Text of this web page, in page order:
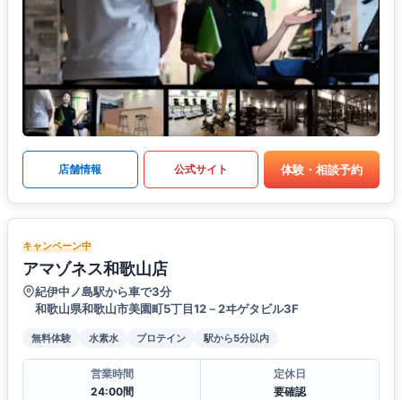
店舗情報 公式サイト 体験・相談予約
キャンペーン中
アマゾネス和歌山店
紀伊中ノ島駅から車で3分
和歌山県和歌山市美園町5丁目12－2ヰゲタビル3F
無料体験 水素水 プロテイン 駅から5分以内
営業時間
24:00間
定休日
要確認